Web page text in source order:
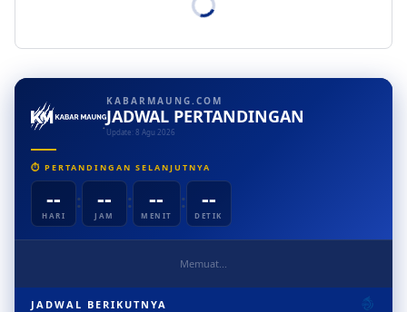
KABARMAUNG.COM
JADWAL PERTANDINGAN
Update: 8 Agu 2026
⏱ PERTANDINGAN SELANJUTNYA
--
HARI
: --
JAM
: --
MENIT
: --
DETIK
Memuat...
JADWAL BERIKUTNYA